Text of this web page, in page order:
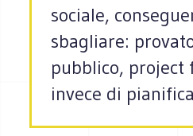
sociale,
sbagliare:
pubblico, project
invece di